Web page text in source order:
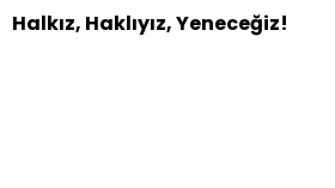
Halkız, Haklıyız, Yeneceğiz!